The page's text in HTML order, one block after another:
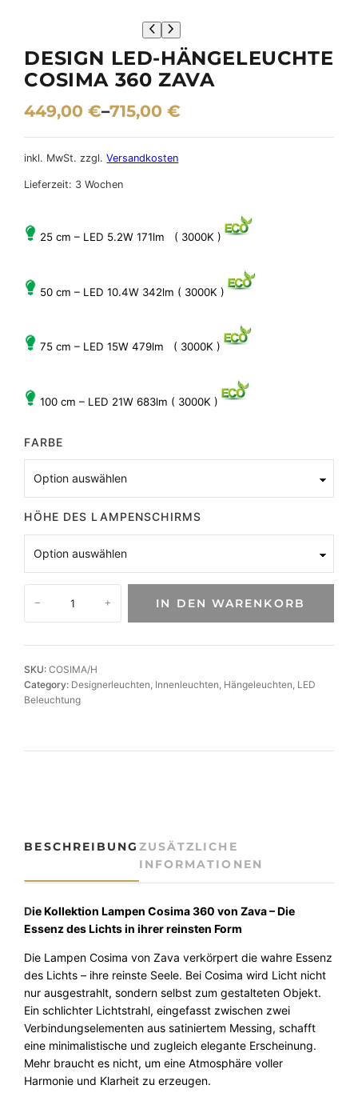
DESIGN LED-HÄNGELEUCHTE
COSIMA 360 ZAVA
449,00€–715,00€
inkl. MwSt. zzgl.Versandkosten
Lieferzeit: 3 Wochen
25 cm – LED 5.2W 171lm ( 3000K )
50 cm – LED 10.4W 342lm ( 3000K )
75 cm – LED 15W 479lm ( 3000K )
100 cm – LED 21W 683lm ( 3000K )
FARBE
HÖHE DES LAMPENSCHIRMS
i
g
n
L
-
c
h
e
C
o
s
i
m
a
3
− + IN DEN WARENKORB
SKU: COSIMA/H
Category: Designerleuchten, Innenleuchten, Hängeleuchten, LED
Beleuchtung
BESCHREIBUNG ZUSÄTZLICHE
INFORMATIONEN
Die Kollektion Lampen Cosima 360 von Zava – Die
Essenz des Lichts in ihrer reinsten Form
Die Lampen Cosima von Zava verkörpert die wahre Essenz
des Lichts – ihre reinste Seele. Bei Cosima wird Licht nicht
nur ausgestrahlt, sondern selbst zum gestalteten Objekt.
Ein schlichter Lichtstrahl, eingefasst zwischen zwei
Verbindungselementen aus satiniertem Messing, schafft
eine minimalistische und zugleich elegante Erscheinung.
Mehr braucht es nicht, um eine Atmosphäre voller
Harmonie und Klarheit zu erzeugen.